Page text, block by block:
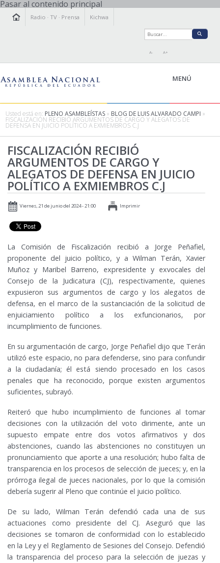
Pasar al contenido principal
Radio ·TV · Prensa Kichwa
A- A+
MENÚ
LEGISLAMOS
FISCALIZAMOS
TRANSPARENCIA
PRENSA
PARTICIPACIÓN
RELACIONES INTERNACIONALES
AGENDA
Usted está en: PLENO ASAMBLEÍSTAS » BLOG DE LUIS ALVARADO CAMPI »
FISCALIZACIÓN RECIBIÓ ARGUMENTOS DE CARGO Y ALEGATOS DE
DEFENSA EN JUICIO POLÍTICO A EXMIEMBROS C.J
FISCALIZACIÓN RECIBIÓ
ARGUMENTOS DE CARGO Y
ALEGATOS DE DEFENSA EN JUICIO
POLÍTICO A EXMIEMBROS C.J
Viernes, 21 de junio del 2024 - 21:00 Imprimir
La Comisión de Fiscalización recibió a Jorge Peñafiel,
proponente del juicio político, y a Wilman Terán, Xavier
Muñoz y Maribel Barreno, expresidente y exvocales del
Consejo de la Judicatura (CJ), respectivamente, quienes
expusieron sus argumentos de cargo y los alegatos de
defensa, en el marco de la sustanciación de la solicitud de
enjuiciamiento político a los exfuncionarios, por
incumplimiento de funciones.
En su argumentación de cargo, Jorge Peñafiel dijo que Terán
utilizó este espacio, no para defenderse, sino para confundir
a la ciudadanía; él está siendo procesado en los casos
penales que ha reconocido, porque existen argumentos
suficientes, subrayó.
Reiteró que hubo incumplimiento de funciones al tomar
decisiones con la utilización del voto dirimente, ante un
supuesto empate entre dos votos afirmativos y dos
abstenciones, cuando las abstenciones no constituyen un
pronunciamiento que aporte a una resolución; hubo falta de
transparencia en los procesos de selección de jueces; y, en la
prórroga ilegal de jueces nacionales, por lo que la comisión
debería sugerir al Pleno que continúe el juicio político.
De su lado, Wilman Terán defendió cada una de sus
actuaciones como presidente del CJ. Aseguró que las
decisiones se tomaron de conformidad con lo establecido
en la Ley y el Reglamento de Sesiones del Consejo. Defendió
la transparencia del proceso para la selección de juezas y